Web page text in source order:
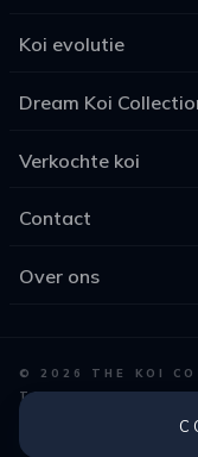
Koi evolutie
Dream Koi
Verkochte koi
Contact
Over ons
© 2026
THE KOI
TOPKWALITEIT
KOI DEALER